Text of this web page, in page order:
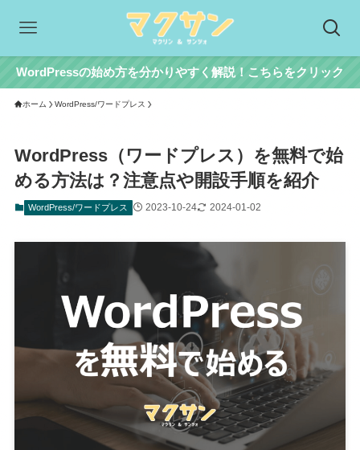
WordPressの始め方を分かりやすく解説！こちらをクリック
ホーム WordPress/ワードプレス
WordPress（ワードプレス）を無料で始
める方法は？注意点や開設手順を紹介
WordPress/ワードプレス 2023-10-24 2024-01-02